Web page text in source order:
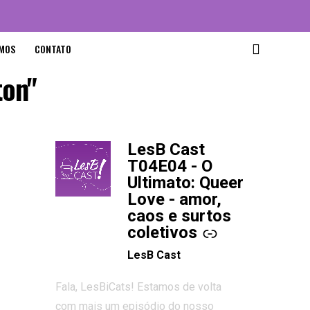
CONTATO
LesB Cast
T04E04 - O
Ultimato: Queer
Love - amor,
caos e surtos
coletivos
-
LesB Cast
Fala, LesBiCats! Estamos de volta
com mais um episódio do nosso